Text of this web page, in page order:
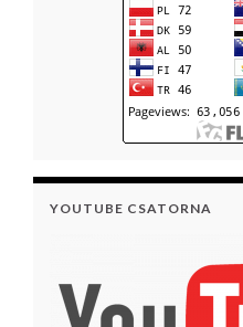
YOUTUBE CSATORNA